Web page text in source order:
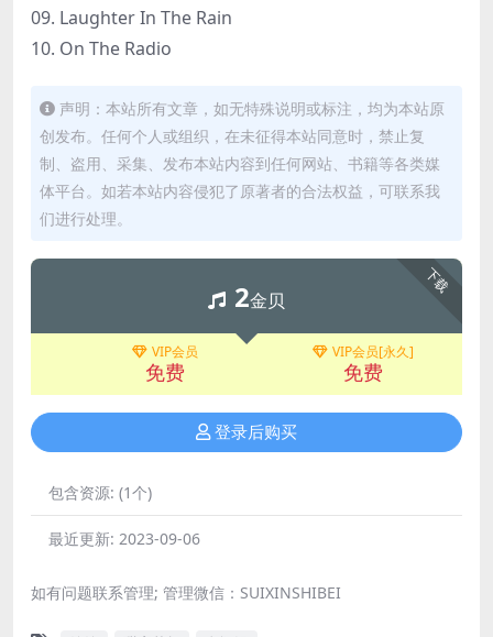
09. Laughter In The Rain
10. On The Radio
声明：本站所有文章，如无特殊说明或标注，均为本站原
创发布。任何个人或组织，在未征得本站同意时，禁止复
制、盗用、采集、发布本站内容到任何网站、书籍等各类媒
体平台。如若本站内容侵犯了原著者的合法权益，可联系我
们进行处理。
下载
2金贝
VIP会员
免费
VIP会员[永久]
免费
登录后购买
包含资源: (1个)
最近更新: 2023-09-06
如有问题联系管理; 管理微信：SUIXINSHIBEI